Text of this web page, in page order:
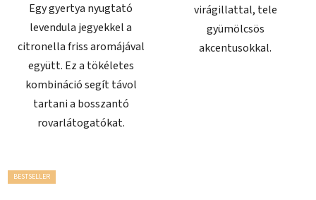
Egy gyertya nyugtató
levendula jegyekkel a
citronella friss aromájával
együtt. Ez a tökéletes
kombináció segít távol
tartani a bosszantó
rovarlátogatókat.
virágillattal, tele
gyümölcsös
akcentusokkal.
BESTSELLER